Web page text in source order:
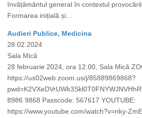
învățământul general în contextul
Formarea inițială și...
Audieri Publice, Medicina
28.02.2024
Sala Mică
28 februarie 2024, ora 12.00, Sala Mică
https://us02web.zoom.us/j/85889869868?
8986 9868 Passcode: 567617 YOUTUBE:
https://www.youtube.com/watch?v=nky-